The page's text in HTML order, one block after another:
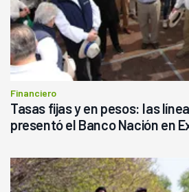
Financiero
Tasas fijas y en pesos: las
presentó el Banco Nación en